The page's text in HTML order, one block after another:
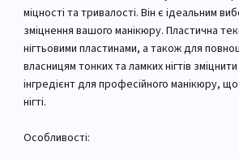
міцності та тривалості. Він є ідеальним
зміцнення вашого манікюру. Пластична
нігтьовими пластинами, а також для
власницям тонких та ламких нігтів
інгредієнт для професійного манікюру,
нігті.
Особливості: